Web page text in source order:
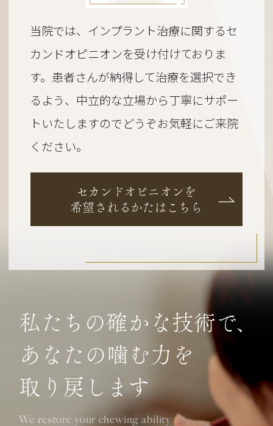
当院では、インプラント治療に関するセ
カンドオピニオンを受け付けておりま
す。 患者さんが納得して治療を選択でき
るよう、 中立的な立場から丁寧にサポー
トいたしますのでどうぞお気軽にご来院
ください。
セカンドオピニオンを
希望されるかたはこちら
私たちの確かな技術で、
あなたの噛む力を
取り戻します
We restore your chewing ability